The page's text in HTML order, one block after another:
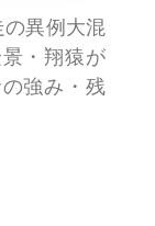
異例大混
・翔猿が
強み・残